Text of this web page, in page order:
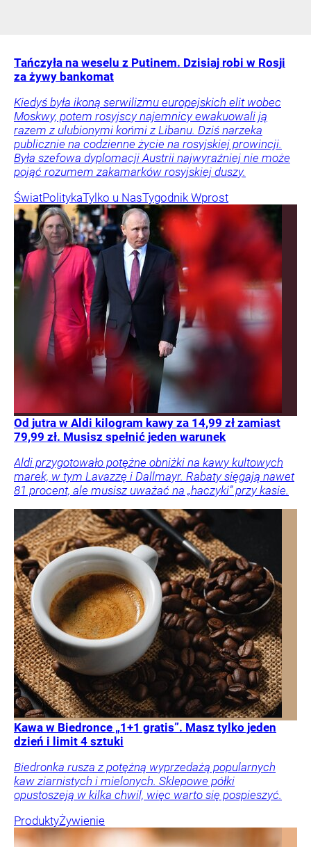
Tańczyła na weselu z Putinem. Dzisiaj robi w Rosji
za żywy bankomat
Kiedyś była ikoną serwilizmu europejskich elit wobec
Moskwy, potem rosyjscy najemnicy ewakuowali ją
razem z ulubionymi końmi z Libanu. Dziś narzeka
publicznie na codzienne życie na rosyjskiej prowincji.
Była szefowa dyplomacji Austrii najwyraźniej nie może
pojąć rozumem zakamarków rosyjskiej duszy.
ŚwiatPolitykaTylko u NasTygodnik Wprost
Od jutra w Aldi kilogram kawy za 14,99 zł zamiast
79,99 zł. Musisz spełnić jeden warunek
Aldi przygotowało potężne obniżki na kawy kultowych
marek, w tym Lavazzę i Dallmayr. Rabaty sięgają nawet
81 procent, ale musisz uważać na „haczyki” przy kasie.
Kawa w Biedronce „1+1 gratis”. Masz tylko jeden
dzień i limit 4 sztuki
Biedronka rusza z potężną wyprzedażą popularnych
kaw ziarnistych i mielonych. Sklepowe półki
opustoszeją w kilka chwil, więc warto się pospieszyć.
ProduktyŻywienie